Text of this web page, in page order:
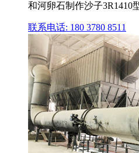
和河卵石制作沙子3R1410
联系电话: 180 3780 8511